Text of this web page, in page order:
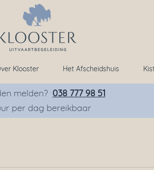
Klooster Het Afscheidshuis
melden? 038 777 98 51
per dag bereikbaar